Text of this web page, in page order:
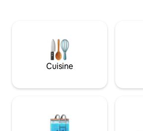
naturel enduits de chaux, des éléments
en bois recyclé. L'étage inférieur est un
spacieux salon-salle à manger-cuisine-
bureau et salle de bains. Dans le loft
Queen Size.
Cuisine